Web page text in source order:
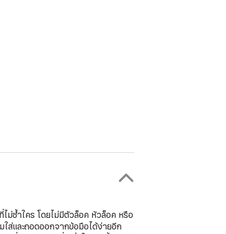
ม่ซ้ำใคร โดยไม่มีตัวล็อค หัวล็อค หรือ
ส่และถอดออกจากข้อมือได้ง่ายอีก